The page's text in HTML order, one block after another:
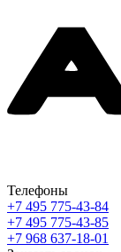
Телефоны
+7 495 775-43-84
+7 495 775-43-85
+7 968 637-18-01